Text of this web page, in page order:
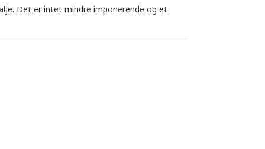
Det er intet mindre imponerende og et